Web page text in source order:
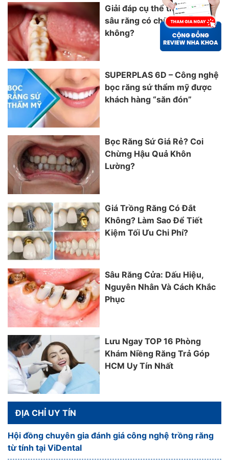
Giải đáp cụ thể thắc mắc bị
sâu răng có chữa được
không?
SUPERPLAS 6D – Công nghệ
bọc răng sứ thẩm mỹ được
khách hàng “săn đón”
Bọc Răng Sứ Giá Rẻ? Coi
Chừng Hậu Quả Khôn
Lường?
Giá Trồng Răng Có Đắt
Không? Làm Sao Để Tiết
Kiệm Tối Ưu Chi Phí?
Sâu Răng Cửa: Dấu Hiệu,
Nguyên Nhân Và Cách Khắc
Phục
Lưu Ngay TOP 16 Phòng
Khám Niềng Răng Trả Góp
HCM Uy Tín Nhất
ĐỊA CHỈ UY TÍN
Hội đồng chuyên gia đánh giá công nghệ trồng răng
từ tính tại ViDental